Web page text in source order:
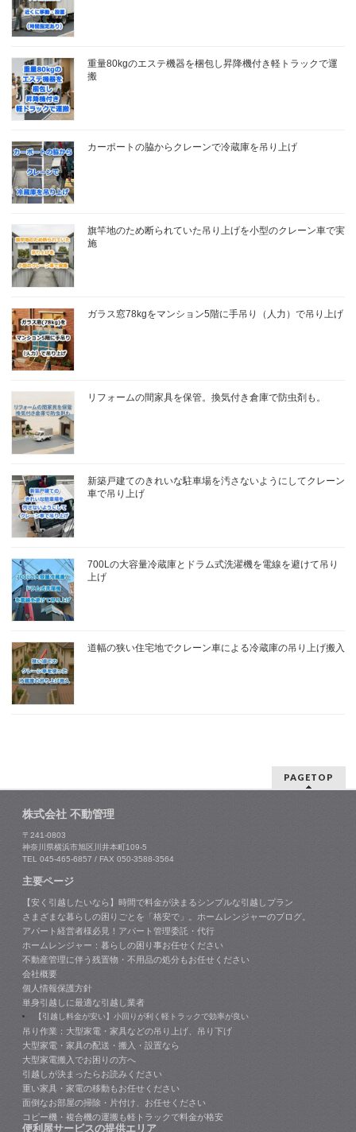
重量80kgのエステ機器を梱包し昇降機付き軽トラックで運
搬
カーポートの脇からクレーンで冷蔵庫を吊り上げ
旗竿地のため断られていた吊り上げを小型のクレーン車で実
施
ガラス窓78kgをマンション5階に手吊り（人力）で吊り上げ
リフォームの間家具を保管。換気付き倉庫で防虫剤も。
新築戸建てのきれいな駐車場を汚さないようにしてクレーン
車で吊り上げ
700Lの大容量冷蔵庫とドラム式洗濯機を電線を避けて吊り
上げ
道幅の狭い住宅地でクレーン車による冷蔵庫の吊り上げ搬入
PAGETOP
株式会社 不動管理
〒241-0803
神奈川県横浜市旭区川井本町109-5
TEL 045-465-6857 / FAX 050-3588-3564
主要ページ
【安く引越したいなら】時間で料金が決まるシンプルな引越しプラン
さまざまな暮らしの困りごとを「格安で」。ホームレンジャーのブログ。
アパート経営者様必見！アパート管理委託・代行
ホームレンジャー：暮らしの困り事お任せください
不動産管理に伴う残置物・不用品の処分もお任せください
会社概要
個人情報保護方針
単身引越しに最適な引越し業者
【引越し料金が安い】小回りが利く軽トラックで効率が良い
吊り作業：大型家電・家具などの吊り上げ、吊り下げ
大型家電・家具の配送・搬入・設置なら
大型家電搬入でお困りの方へ
引越しが決まったらお読みください
重い家具・家電の移動もお任せください
面倒なお部屋の掃除・片付け、お任せください
コピー機・複合機の運搬も軽トラックで料金が格安
便利屋サービスの提供エリア